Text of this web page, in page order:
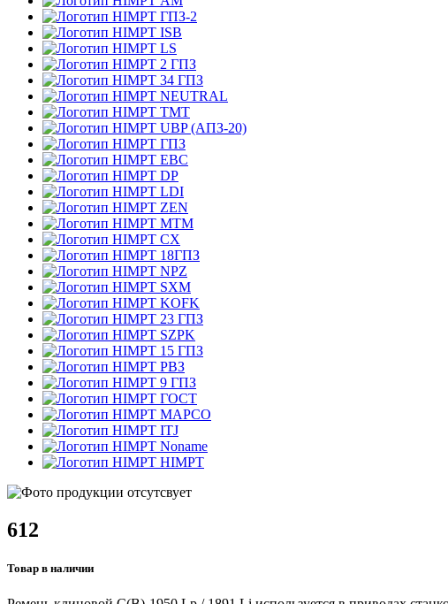
ГПЗ-2
ISB
LS
2 ГПЗ
34 ГПЗ
NEUTRAL
TMT
UBP (АПЗ-20)
ГПЗ
EBC
DP
LDI
ZEN
MTM
CX
18ГПЗ
NPZ
SXM
KOFK
23 ГПЗ
SZPK
15 ГПЗ
РВЗ
9 ГПЗ
ГОСТ
MAPCO
ITJ
Noname
HIMPT
612
Товар в наличии